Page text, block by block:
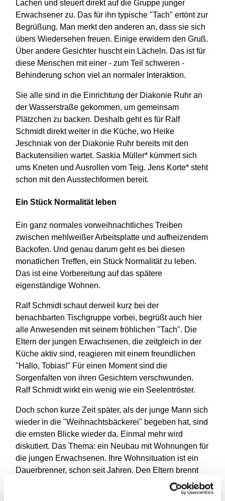
Lachen und steuert direkt auf die Gruppe junger
Erwachsener zu. Das für ihn typische "Tach" ertönt zur
Begrüßung. Man merkt den anderen an, dass sie sich
übers Wiedersehen freuen. Einige erwidern den Gruß.
Über andere Gesichter huscht ein Lächeln. Das ist für
diese Menschen mit einer - zum Teil schweren -
Behinderung schon viel an normaler Interaktion.
Sie alle sind in die Einrichtung der Diakonie Ruhr an
der Wasserstraße gekommen, um gemeinsam
Plätzchen zu backen. Deshalb geht es für Ralf
Schmidt direkt weiter in die Küche, wo Heike
Jeschniak von der Diakonie Ruhr bereits mit den
Backutensilien wartet. Saskia Müller* kümmert sich
ums Kneten und Ausrollen vom Teig. Jens Korte* steht
schon mit den Ausstechformen bereit.
Ein Stück Normalität leben
Ein ganz normales vorweihnachtliches Treiben
zwischen mehlweißer Arbeitsplatte und aufheizendem
Backofen. Und genau darum geht es bei diesen
monatlichen Treffen, ein Stück Normalität zu leben.
Das ist eine Vorbereitung auf das spätere
eigenständige Wohnen.
Ralf Schmidt schaut derweil kurz bei der
benachbarten Tischgruppe vorbei, begrüßt auch hier
alle Anwesenden mit seinem fröhlichen "Tach". Die
Eltern der jungen Erwachsenen, die zeitgleich in der
Küche aktiv sind, reagieren mit einem freundlichen
"Hallo, Tobias!" Für einen Moment sind die
Sorgenfalten von ihren Gesichtern verschwunden.
Ralf Schmidt wirkt ein wenig wie ein Seelentröster.
Doch schon kurze Zeit später, als der junge Mann sich
wieder in die "Weihnachtsbäckerei" begeben hat, sind
die ernsten Blicke wieder da. Einmal mehr wird
diskutiert. Das Thema: ein Neubau mit Wohnungen für
die jungen Erwachsenen. Ihre Wohnsituation ist ein
Dauerbrenner, schon seit Jahren. Den Eltern brennt
das Problem unter den Nägeln: "Es wird echt Zeit,
dass wir endlich einen Schritt weiterkommen", spricht